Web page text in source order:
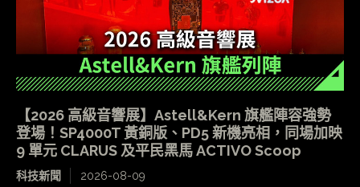
【2026 高級音響展】Astell&Kern 旗艦陣容強勢
登場！SP4000T 黃銅版、PD5 新機亮相，同場加映
9 單元 CLARUS 及平民黑馬 ACTIVO Scoop
科技新聞 2026-08-09